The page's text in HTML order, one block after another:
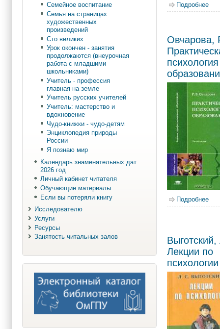
Подробнее
Овчарова,
психология
Подробнее
Лекции по
психологии
Семейное воспитание
Семья на страницах
художественных
произведений
Сто великих
Урок окончен - занятия
продолжаются (внеурочная
работа с младшими
школьниками)
Учитель - профессия
главная на земле
Учитель русских учителей
Учитель: мастерство и
вдохновение
Чудо-книжки - чудо-детям
Энциклопедия природы
России
Я познаю мир
Календарь знаменательных дат.
2026 год
Личный кабинет читателя
Обучающие материалы
Если вы потеряли книгу
Исследователю
Услуги
Ресурсы
Занятость читальных залов